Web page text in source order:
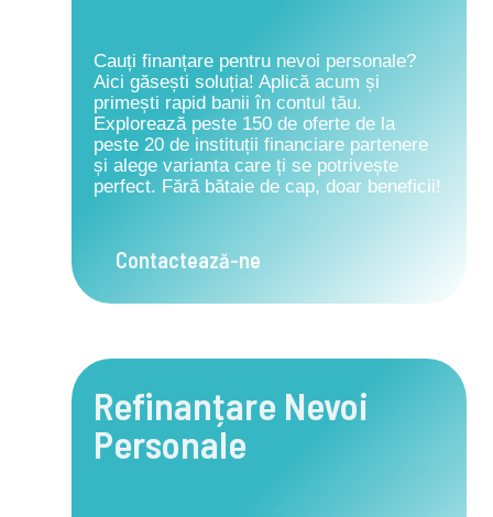
Cauți finanțare pentru nevoi personale?
Aici găsești soluția! Aplică acum și
primești rapid banii în contul tău.
Explorează peste 150 de oferte de la
peste 20 de instituții financiare partenere
și alege varianta care ți se potrivește
perfect. Fără bătaie de cap, doar beneficii!
Contactează-ne
Refinanțare Nevoi
Personale